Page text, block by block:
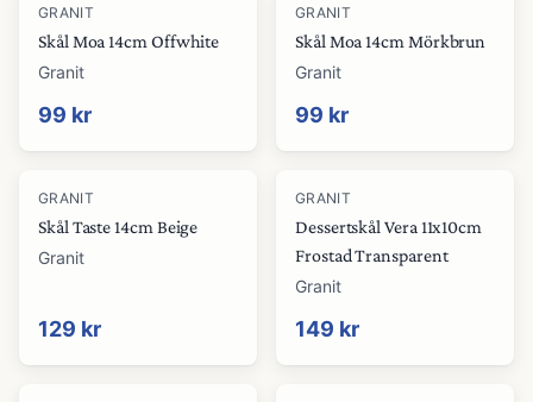
GRANIT
Skål Moa 14cm Offwhite
Granit
99 kr
GRANIT
Skål Moa 14cm Mörkbrun
Granit
99 kr
GRANIT
Skål Taste 14cm Beige
Granit
129 kr
GRANIT
Dessertskål Vera 11x10cm
Frostad Transparent
Granit
149 kr